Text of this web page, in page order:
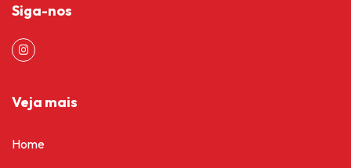
Siga-nos
Veja mais
Home